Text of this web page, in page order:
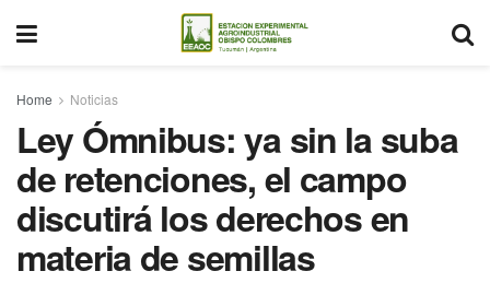
Home Noticias
Ley Ómnibus: ya sin la suba
de retenciones, el campo
discutirá los derechos en
materia de semillas